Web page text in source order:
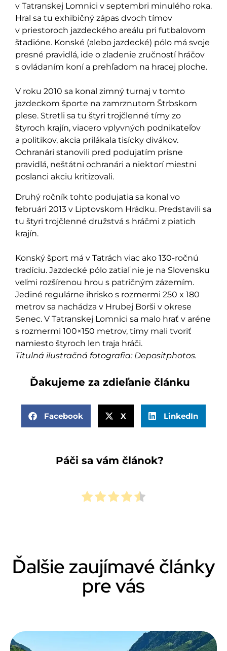
v Tatranskej Lomnici v septembri minulého roka.
Hral sa tu exhibičný zápas dvoch tímov
v priestoroch jazdeckého areálu pri futbalovom
štadióne. Konské (alebo jazdecké) pólo má svoje
presné pravidlá, ide o zladenie zručností hráčov
s ovládaním koní a prehľadom na hracej ploche.
V roku 2010 sa konal zimný turnaj v tomto
jazdeckom športe na zamrznutom Štrbskom
plese. Stretli sa tu štyri trojčlenné tímy zo
štyroch krajín, viacero vplyvných podnikateľov
a politikov, akcia prilákala tisícky divákov.
Ochranári stanovili pred podujatím prísne
pravidlá, neštátni ochranári a niektorí miestni
poslanci akciu kritizovali.
Druhý ročník tohto podujatia sa konal vo
februári 2013 v Liptovskom Hrádku. Predstavili sa
tu štyri trojčlenné družstvá s hráčmi z piatich
krajín.
Konský šport má v Tatrách viac ako 130-ročnú
tradíciu. Jazdecké pólo zatiaľ nie je na Slovensku
veľmi rozšírenou hrou s patričným zázemím.
Jediné regulárne ihrisko s rozmermi 250 x 180
metrov sa nachádza v Hrubej Borši v okrese
Senec. V Tatranskej Lomnici sa malo hrať v aréne
s rozmermi 100×150 metrov, tímy mali tvoriť
namiesto štyroch len traja hráči.
Titulná ilustračná fotografia: Depositphotos.
Ďakujeme za zdieľanie článku
Facebook X LinkedIn
Páči sa vám článok?
Ďalšie zaujímavé články
pre vás